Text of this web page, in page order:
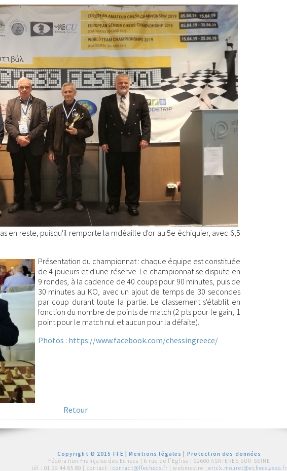
en reste, puisqu'il remporte la mdéaille d'or au 5e échiquier, avec 6,5
Présentation du championnat : chaque équipe est constituée
de 4 joueurs et d'une réserve. Le championnat se dispute en
9 rondes, à la cadence de 40 coups pour 90 minutes, puis de
30 minutes au KO, avec un ajout de temps de 30 secondes
par coup durant toute la partie. Le classement s'établit en
fonction du nombre de points de match (2 pts pour le gain, 1
point pour le match nul et aucun pour la défaite).
Photos : https://www.facebook.com/chessingreece/
Retour
Copyright © 2015 FFE |Mentions légales
Protection des données
Fédération Française des Echecs | 6 rue de l'Eglise | 92600 ASNIERES SUR SEINE
tél : 01 39 44 65 80 | contact : contact@ffechecs.fr | webmestre : erick.mouret@echecs.asso.fr